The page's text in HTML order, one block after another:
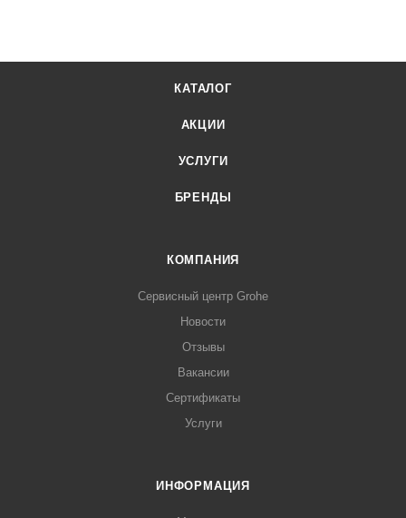
КАТАЛОГ
АКЦИИ
УСЛУГИ
БРЕНДЫ
КОМПАНИЯ
Сервисный центр Grohe
Новости
Отзывы
Вакансии
Сертификаты
Услуги
ИНФОРМАЦИЯ